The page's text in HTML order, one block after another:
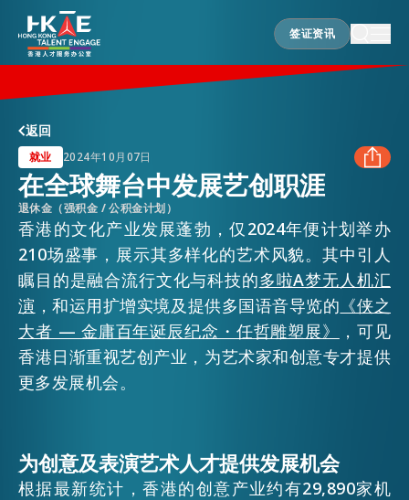
签证资讯
签证资讯
香港优势
居港须知
人才支援
就业资讯
在港营商
活动情报
返回
就业 2024年10月07日
LINKEDIN
WHATSAPP
在全球舞台中发展艺创职涯
退休金（强积金 / 公积金计划）
香港的文化产业发展蓬勃，仅2024年便计划举办
210场盛事，展示其多样化的艺术风貌。其中引人
瞩目的是融合流行文化与科技的多啦A梦无人机汇
演 ，和运用扩增实境及提供多国语音导览的 《侠之
大者 — 金庸百年诞辰纪念・任哲雕塑展》
，可见
香港日渐重视艺创产业，为艺术家和创意专才提供
更多发展机会。
为创意及表演艺术人才提供发展机会
根据最新统计，香港的创意产业约有29,890家机